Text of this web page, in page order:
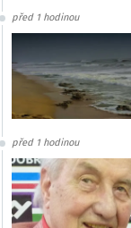
před 1 hodinou
před 1 hodinou